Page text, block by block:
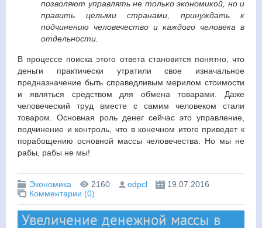
позволяют управлять не только экономикой, но и
править целыми странами, принуждать к
подчинению человечество и каждого человека в
отдельности.
В процессе поиска этого ответа становится понятно, что
деньги практически утратили свое изначальное
предназначение быть справедливым мерилом стоимости
и являться средством для обмена товарами. Даже
человеческий труд вместе с самим человеком стали
товаром. Основная роль денег сейчас это управление,
подчинение и контроль, что в конечном итоге приведет к
порабощению основной массы человечества. Но мы не
рабы, рабы не мы!
Экономика 2160 odpcl
19.07.2016
Комментарии (0)
Увеличение денежной массы в